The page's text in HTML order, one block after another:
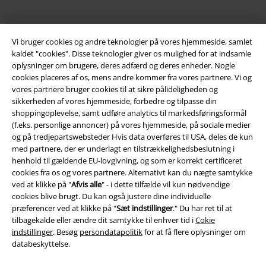
Vi bruger cookies og andre teknologier på vores hjemmeside, samlet
kaldet "cookies". Disse teknologier giver os mulighed for at indsamle
oplysninger om brugere, deres adfærd og deres enheder. Nogle
cookies placeres af os, mens andre kommer fra vores partnere. Vi og
vores partnere bruger cookies til at sikre pålideligheden og
sikkerheden af ​​vores hjemmeside, forbedre og tilpasse din
shoppingoplevelse, samt udføre analytics til markedsføringsformål
(f.eks. personlige annoncer) på vores hjemmeside, på sociale medier
og på tredjepartswebsteder Hvis data overføres til USA, deles de kun
med partnere, der er underlagt en tilstrækkelighedsbeslutning i
henhold til gældende EU-lovgivning, og som er korrekt certificeret
cookies fra os og vores partnere. Alternativt kan du nægte samtykke
ved at klikke på "Afvis alle" - i dette tilfælde vil kun nødvendige
cookies blive brugt. Du kan også justere dine individuelle
præferencer ved at klikke på "Sæt indstillinger." Du har ret til at
tilbagekalde eller ændre dit samtykke til enhver tid iCokie
indstillinger. Besøg persondatapolitikfor at få flere oplysninger om
databeskyttelse.
Juridisk
Salgs-, medlems- & leveringsbetingelser
Om EMP Danmark
Persondatapolitik
Bortskaffelse af affald og miljøbeskyttelse
Overensstemmelseserklæring
Oplysninger om tilgængelighed